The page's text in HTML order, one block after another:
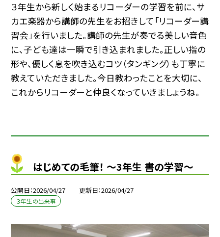
３年生から新しく始まるリコーダーの学習を前に、サ
カエ楽器から講師の先生をお招きして「リコーダー講
習会」を行いました。講師の先生が奏でる美しい音色
に、子ども達は一瞬で引き込まれました。正しい指の
形や、優しく息を吹き込むコツ（タンギング）も丁寧に
教えていただきました。今日教わったことを大切に、
これからリコーダーと仲良くなっていきましょうね。
はじめての毛筆！ ～3年生 書の学習～
公開日 2026/04/27 更新日 2026/04/27
３年生の出来事